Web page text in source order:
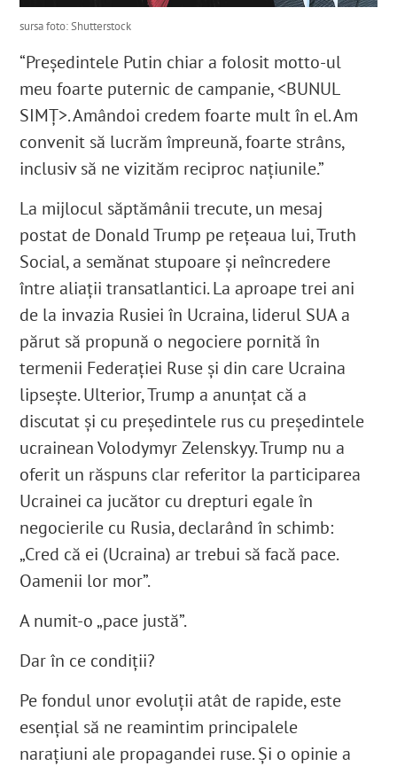
sursa foto: Shutterstock
“Președintele Putin chiar a folosit motto-ul
meu foarte puternic de campanie, <BUNUL
SIMȚ>. Amândoi credem foarte mult în el. Am
convenit să lucrăm împreună, foarte strâns,
inclusiv să ne vizităm reciproc națiunile.”
La mijlocul săptămânii trecute, un mesaj
postat de Donald Trump pe rețeaua lui, Truth
Social, a semănat stupoare și neîncredere
între aliații transatlantici. La aproape trei ani
de la invazia Rusiei în Ucraina, liderul SUA a
părut să propună o negociere pornită în
termenii Federației Ruse și din care Ucraina
lipsește. Ulterior, Trump a anunțat că a
discutat și cu președintele rus cu președintele
ucrainean Volodymyr Zelenskyy. Trump nu a
oferit un răspuns clar referitor la participarea
Ucrainei ca jucător cu drepturi egale în
negocierile cu Rusia, declarând în schimb:
„Cred că ei (Ucraina) ar trebui să facă pace.
Oamenii lor mor”.
A numit-o „pace justă”.
Dar în ce condiții?
Pe fondul unor evoluții atât de rapide, este
esențial să ne reamintim principalele
narațiuni ale propagandei ruse. Și o opinie a